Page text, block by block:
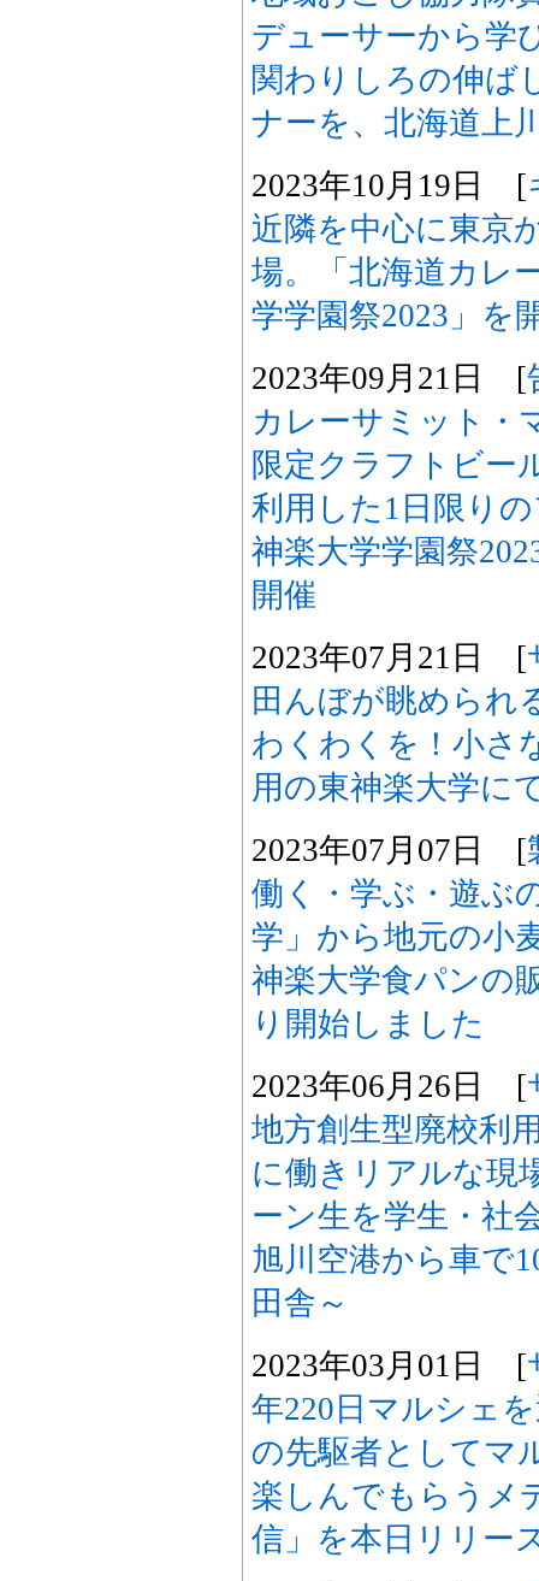
デューサーから学
関わりしろの伸ば
ナーを、北海道上
2023年10月19日 [
近隣を中心に東京
場。「北海道カレ
学学園祭2023」を
2023年09月21日 [
カレーサミット・
限定クラフトビー
利用した1日限り
神楽大学学園祭
開催
2023年07月21日 [
田んぼが眺められ
わくわくを！小さ
用の東神楽大学に
2023年07月07日 [
働く・学ぶ・遊ぶ
学」から地元の小
神楽大学食パンの
り開始しました
2023年06月26日 [
地方創生型廃校利
に働きリアルな現
ーン生を学生・社
旭川空港から車で
田舎～
2023年03月01日 [
年220日マルシェ
の先駆者としてマ
楽しんでもらうメ
信」を本日リリー